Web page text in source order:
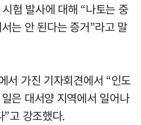
험 발사에 대해 “나토는 중
는 안 된다는 증거”라고 말
서 가진 기자회견에서 “인도
은 대서양 지역에서 일어나
고 강조했다.